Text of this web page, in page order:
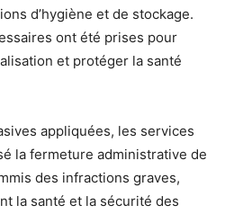
d’hygiène et de stockage.
ont été prises pour
et protéger la santé
appliquées, les services
la fermeture administrative de
des infractions graves,
la santé et la sécurité des